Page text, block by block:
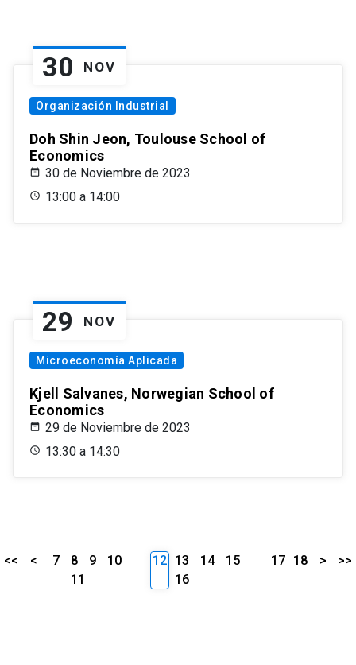
30 NOV
Organización Industrial
Doh Shin Jeon, Toulouse School of
Economics
30 de Noviembre de 2023
13:00 a 14:00
29 NOV
Microeconomía Aplicada
Kjell Salvanes, Norwegian School of
Economics
29 de Noviembre de 2023
13:30 a 14:30
<< < 7 8 9
10
11
12 13 14
15
16
17 18 > >>